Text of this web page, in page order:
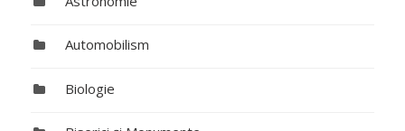
Automobilism
Biologie